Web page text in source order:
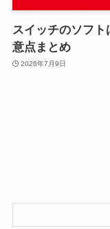
スイッチのソフ
意点まとめ
2026年7月9日